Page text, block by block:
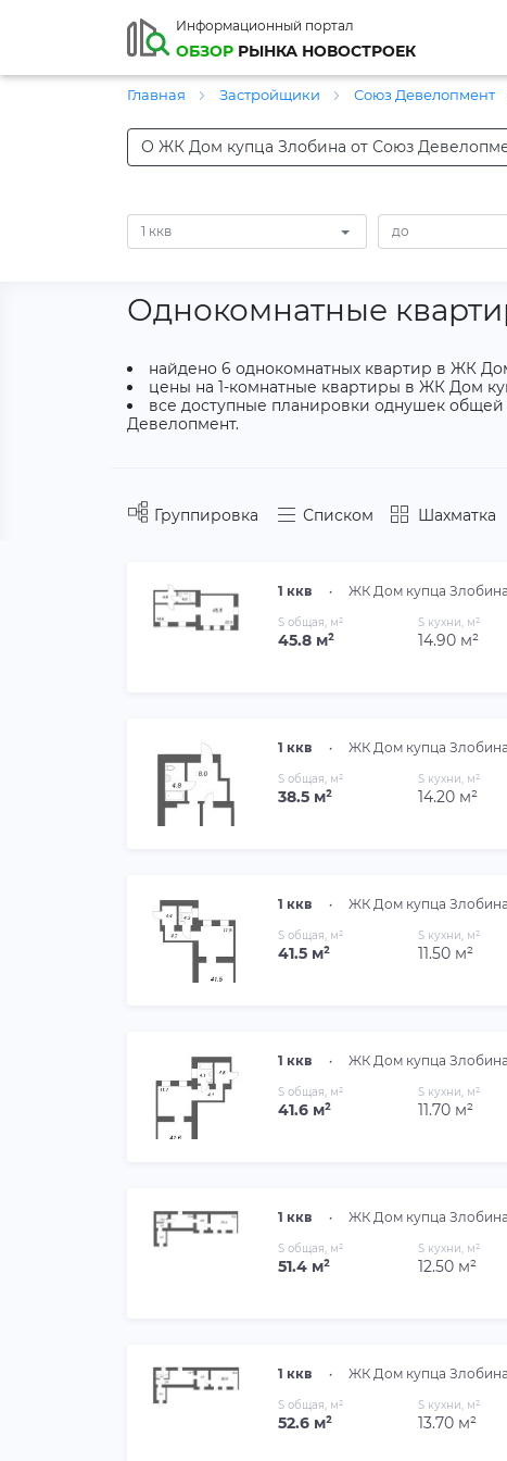
Информационный портал
ОБЗОР РЫНКА НОВОСТРОЕК
Главная Застройщики Союз Девелопмент
О ЖК Дом купца Злобина от Союз
1 ккв
Однокомнатные
найдено 6 однокомнатных квартир в ЖК
цены на 1-комнатные квартиры в ЖК Дом
все доступные планировки однушек
Девелопмент.
Группировка Списком Шахматка
1 ккв • ЖК Дом купца Злобина
S общая, м²
45.8 м²
S кухни, м²
14.90 м²
1 ккв • ЖК Дом купца Злобина
S общая, м²
38.5 м²
S кухни, м²
14.20 м²
1 ккв • ЖК Дом купца Злобина
S общая, м²
41.5 м²
S кухни, м²
11.50 м²
1 ккв • ЖК Дом купца Злобина
S общая, м²
41.6 м²
S кухни, м²
11.70 м²
1 ккв • ЖК Дом купца Злобина
S общая, м²
51.4 м²
S кухни, м²
12.50 м²
1 ккв • ЖК Дом купца Злобина
S общая, м²
52.6 м²
S кухни, м²
13.70 м²